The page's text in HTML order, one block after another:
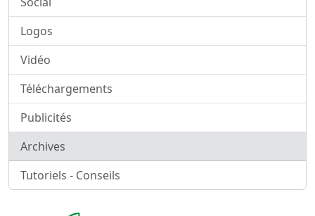
Logos
Vidéo
Téléchargements
Publicités
Archives
Tutoriels - Conseils